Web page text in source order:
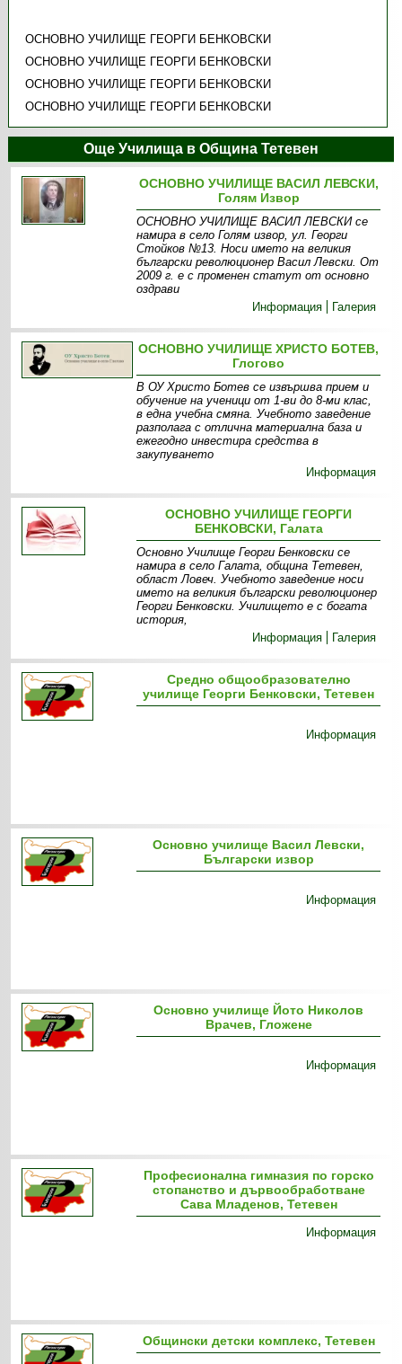
ОСНОВНО УЧИЛИЩЕ ГЕОРГИ БЕНКОВСКИ
ОСНОВНО УЧИЛИЩЕ ГЕОРГИ БЕНКОВСКИ
ОСНОВНО УЧИЛИЩЕ ГЕОРГИ БЕНКОВСКИ
ОСНОВНО УЧИЛИЩЕ ГЕОРГИ БЕНКОВСКИ
Още Училища в Община Тетевен
ОСНОВНО УЧИЛИЩЕ ВАСИЛ ЛЕВСКИ,
Голям Извор
ОСНОВНО УЧИЛИЩЕ ВАСИЛ ЛЕВСКИ се
намира в село Голям извор, ул. Георги
Стойков №13. Носи името на великия
български революционер Васил Левски. От
2009 г. е с променен статут от основно
оздрави
Информация
Галерия
ОСНОВНО УЧИЛИЩЕ ХРИСТО БОТЕВ,
Глогово
В ОУ Христо Ботев се извършва прием и
обучение на ученици от 1-ви до 8-ми клас,
в една учебна смяна. Учебното заведение
разполага с отлична материална база и
ежегодно инвестира средства в
закупуването
Информация
ОСНОВНО УЧИЛИЩЕ ГЕОРГИ
БЕНКОВСКИ, Галата
Основно Училище Георги Бенковски се
намира в село Галата, община Тетевен,
област Ловеч. Учебното заведение носи
името на великия български революционер
Георги Бенковски. Училището е с богата
история,
Информация
Галерия
Средно общообразователно
училище Георги Бенковски, Тетевен
Информация
Основно училище Васил Левски,
Български извор
Информация
Основно училище Йото Николов
Врачев, Гложене
Информация
Професионална гимназия по горско
стопанство и дървообработване
Сава Младенов, Тетевен
Информация
Общински детски комплекс, Тетевен